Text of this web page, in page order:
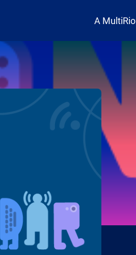
A MultiRio